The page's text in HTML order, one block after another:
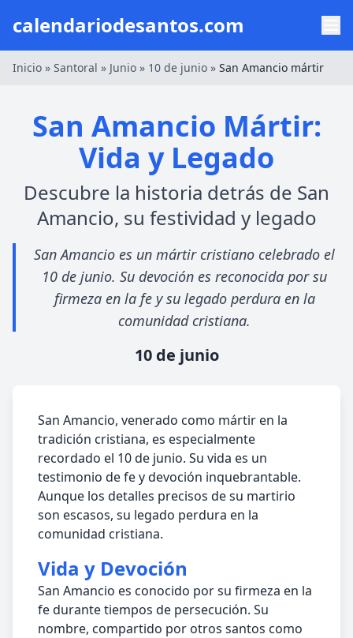
calendariodesantos.com
Inicio » Santoral » Junio » 10 de junio » San Amancio mártir
San Amancio Mártir:
Vida y Legado
Descubre la historia detrás de San
Amancio, su festividad y legado
San Amancio es un mártir cristiano celebrado el
10 de junio. Su devoción es reconocida por su
firmeza en la fe y su legado perdura en la
comunidad cristiana.
10 de junio
San Amancio, venerado como mártir en la
tradición cristiana, es especialmente
recordado el 10 de junio. Su vida es un
testimonio de fe y devoción inquebrantable.
Aunque los detalles precisos de su martirio
son escasos, su legado perdura en la
comunidad cristiana.
Vida y Devoción
San Amancio es conocido por su firmeza en la
fe durante tiempos de persecución. Su
nombre, compartido por otros santos como